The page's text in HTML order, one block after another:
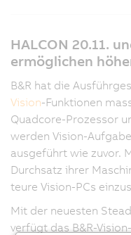
HALCON 20.11.
ermöglichen
B&R hat die
Vision-Funktionen
Quadcore-Prozessor
werden Vision-
ausgeführt wie zuvor.
Durchsatz ihrer
teure Vision-PCs
Mit der neuesten
verfügt das B&R-